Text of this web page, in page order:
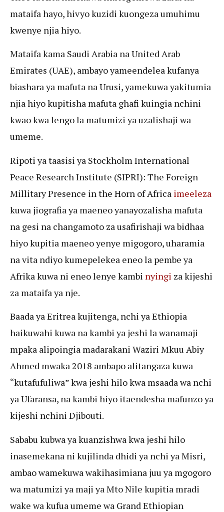
mataifa hayo, hivyo kuzidi kuongeza umuhimu
kwenye njia hiyo.
Mataifa kama Saudi Arabia na United Arab
Emirates (UAE), ambayo yameendelea kufanya
biashara ya mafuta na Urusi, yamekuwa yakitumia
njia hiyo kupitisha mafuta ghafi kuingia nchini
kwao kwa lengo la matumizi ya uzalishaji wa
umeme.
Ripoti ya taasisi ya Stockholm International
Peace Research Institute (SIPRI): The Foreign
Millitary Presence in the Horn of Africa imeeleza
kuwa jiografia ya maeneo yanayozalisha mafuta
na gesi na changamoto za usafirishaji wa bidhaa
hiyo kupitia maeneo yenye migogoro, uharamia
na vita ndiyo kumepelekea eneo la pembe ya
Afrika kuwa ni eneo lenye kambi nyingi za kijeshi
za mataifa ya nje.
Baada ya Eritrea kujitenga, nchi ya Ethiopia
haikuwahi kuwa na kambi ya jeshi la wanamaji
mpaka alipoingia madarakani Waziri Mkuu Abiy
Ahmed mwaka 2018 ambapo alitangaza kuwa
“kutafufuliwa” kwa jeshi hilo kwa msaada wa nchi
ya Ufaransa, na kambi hiyo itaendesha mafunzo ya
kijeshi nchini Djibouti.
Sababu kubwa ya kuanzishwa kwa jeshi hilo
inasemekana ni kujilinda dhidi ya nchi ya Misri,
ambao wamekuwa wakihasimiana juu ya mgogoro
wa matumizi ya maji ya Mto Nile kupitia mradi
wake wa kufua umeme wa Grand Ethiopian